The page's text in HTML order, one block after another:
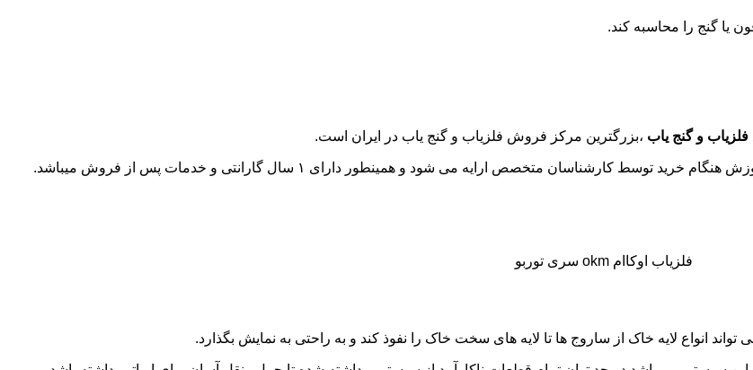
یا گنج را محاسبه کند.
و گنج یاب ،بزرگترین مرکز فروش فلزیاب و گنج یاب در ایران است.
کارشناسان متخصص ارایه می شود و همینطور دارای ۱ سال گارانتی و خدمات پس از فروش میباشد.
فلزیاب اوکاام okm سری توربو
انواع لایه خاک از ساروج ها تا لایه های سخت خاک را نفوذ کند و به راحتی به نمایش بگذارد.